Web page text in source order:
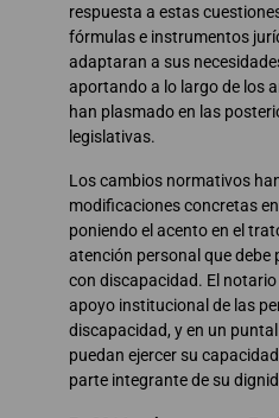
respuesta a estas
fórmulas e instrumentos
adaptaran a sus
aportando a lo largo de los
han plasmado en las
legislativas.
Los cambios normativos
modificaciones concretas
poniendo el acento en el
atención personal que debe
con discapacidad. El
apoyo institucional de las
discapacidad, y en un
puedan ejercer su
parte integrante de su